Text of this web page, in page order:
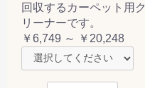
回収するカーペット用ク
リーナーです。
￥6,749 ～ ￥20,248